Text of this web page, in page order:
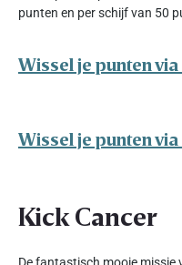
punten en per schijf van 50
Wissel je punten
Wissel je punten
Kick Cancer